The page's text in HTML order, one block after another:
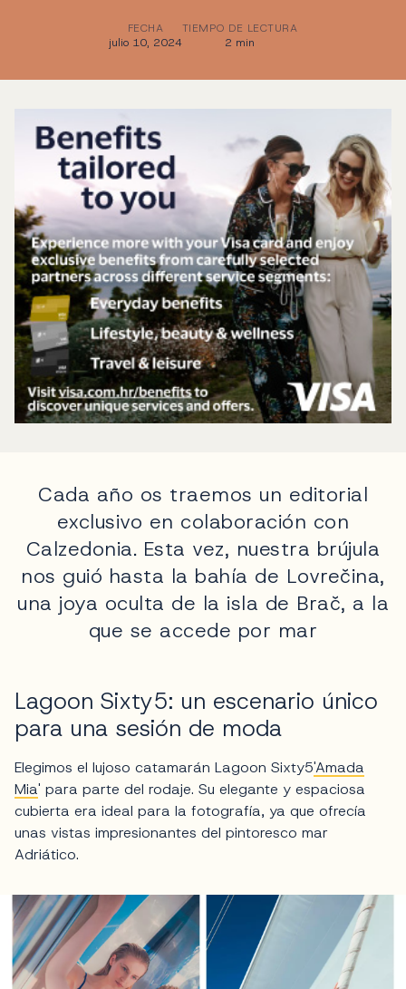
FECHA
julio 10, 2024
TIEMPO DE LECTURA
2 min
Cada año os traemos un editorial
exclusivo en colaboración con
Calzedonia. Esta vez, nuestra brújula
nos guió hasta la bahía de Lovrečina,
una joya oculta de la isla de Brač, a la
que se accede por mar
Lagoon Sixty5: un escenario único
para una sesión de moda
Elegimos el lujoso catamarán Lagoon Sixty5'Amada
Mia' para parte del rodaje. Su elegante y espaciosa
cubierta era ideal para la fotografía, ya que ofrecía
unas vistas impresionantes del pintoresco mar
Adriático.